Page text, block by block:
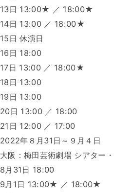
13日 13:00★ ／ 18:00★
14日 13:00 ／ 18:00★
15日 休演日
16日 18:00
17日 13:00 ／ 18:00★
18日 13:00
19日 13:00
20日 13:00 ／ 18:00
21日 12:00 ／ 17:00
2022年８月31日～９月４日
大阪：梅田芸術劇場 シアター
8月31日 18:00
9月1日 13:00★ ／ 18:00★